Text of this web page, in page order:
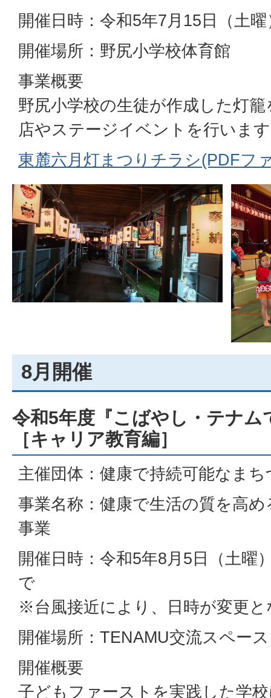
開催日時：令和5年7月15日（土
開催場所：野尻小学校体育館
事業概要
野尻小学校の生徒が作成した灯
店やステージイベントを行いま
東麓六月灯まつりチラシ(PDFフ
8月開催
令和5年度『こばやし・テナム
［キャリア教育編］
主催団体：健康で持続可能なま
事業名称：健康で生活の質を高
事業
開催日時：令和5年8月5日（土曜
で
※台風接近により、日時が変更
開催場所：TENAMU交流スペース
開催概要
子どもファーストを実践した学